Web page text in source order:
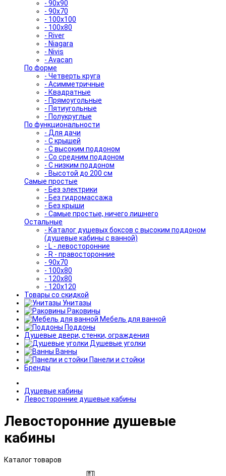
- 90x90
- 90x70
- 100x100
- 100x80
- River
- Niagara
- Nivis
- Avacan
По форме
- Четверть круга
- Асимметричные
- Квадратные
- Прямоугольные
- Пятиугольные
- Полукруглые
По функциональности
- Для дачи
- С крышей
- С высоким поддоном
- Со средним поддоном
- С низким поддоном
- Высотой до 200 см
Самые простые
- Без электрики
- Без гидромассажа
- Без крыши
- Самые простые, ничего лишнего
Остальные
- Каталог душевых боксов с высоким поддоном
(душевые кабины с ванной)
- L - левосторонние
- R - правосторонние
- 90x70
- 100x80
- 120x80
- 120x120
Товары со скидкой
Унитазы
Раковины
Мебель для ванной
Поддоны
Душевые двери, стенки, ограждения
Душевые уголки
Ванны
Панели и стойки
Бренды
Душевые кабины
Левосторонние душевые кабины
Левосторонние душевые
кабины
Каталог товаров